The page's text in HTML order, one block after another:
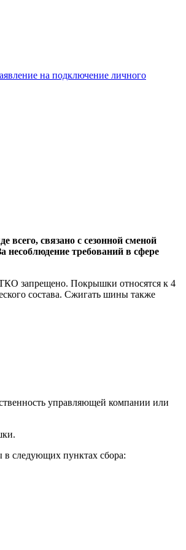
на подключение личного
связано с сезонной сменой
требований в сфере
запрещено. Покрышки относятся к 4
состава. Сжигать шины также
управляющей компании или
в следующих пунктах сбора: